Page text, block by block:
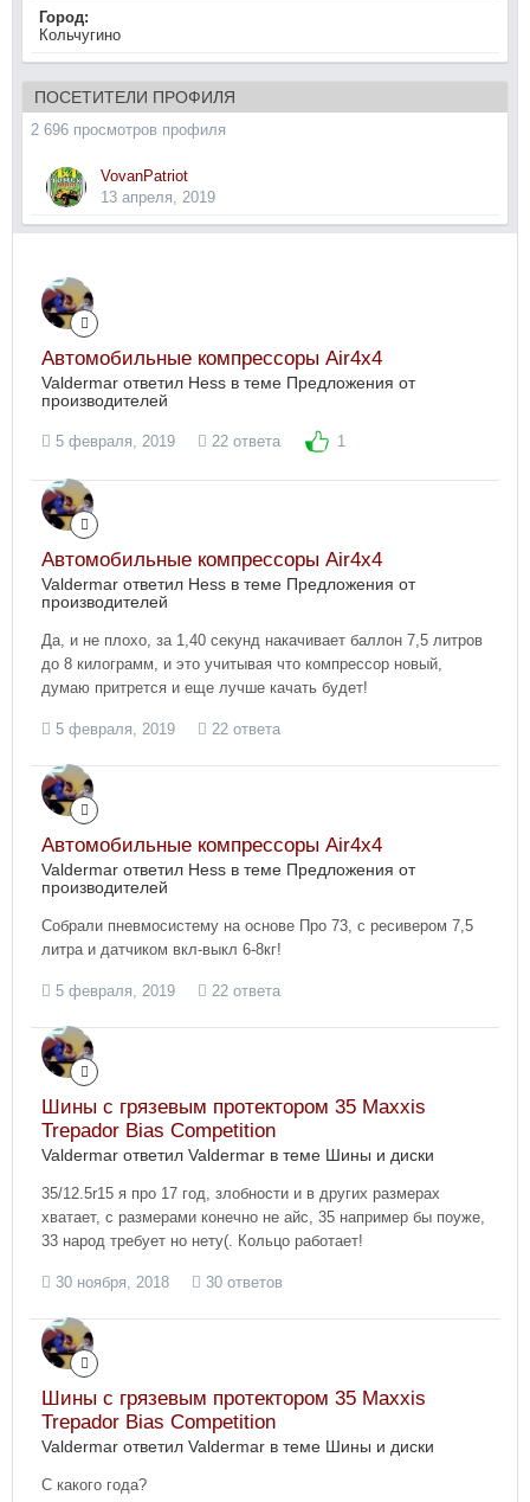
Город:
Кольчугино
ПОСЕТИТЕЛИ ПРОФИЛЯ
2 696 просмотров профиля
VovanPatriot
13 апреля, 2019
Автомобильные компрессоры Air4x4
Valdermar ответил Hess в теме Предложения от
производителей
5 февраля, 2019 22 ответа 1
Автомобильные компрессоры Air4x4
Valdermar ответил Hess в теме Предложения от
производителей
Да, и не плохо, за 1,40 секунд накачивает баллон 7,5 литров
до 8 килограмм, и это учитывая что компрессор новый,
думаю притрется и еще лучше качать будет!
5 февраля, 2019 22 ответа
Автомобильные компрессоры Air4x4
Valdermar ответил Hess в теме Предложения от
производителей
Собрали пневмосистему на основе Про 73, с ресивером 7,5
литра и датчиком вкл-выкл 6-8кг!
5 февраля, 2019 22 ответа
Шины с грязевым протектором 35 Maxxis
Trepador Bias Competition
Valdermar ответил Valdermar в теме Шины и диски
35/12.5r15 я про 17 год, злобности и в других размерах
хватает, с размерами конечно не айс, 35 например бы поуже,
33 народ требует но нету(. Кольцо работает!
30 ноября, 2018 30 ответов
Шины с грязевым протектором 35 Maxxis
Trepador Bias Competition
Valdermar ответил Valdermar в теме Шины и диски
С какого года?